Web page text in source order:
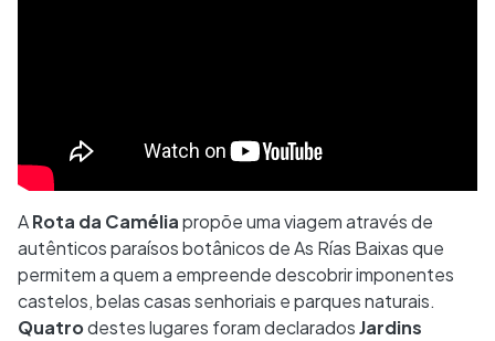
ARota da Caméliapropõe uma viagem através de
autênticos paraísos botânicos de As Rías Baixas que
permitem a quem a empreende descobrir imponentes
castelos, belas casas senhoriais e parques naturais.
Quatrodestes lugares foram declaradosJardins